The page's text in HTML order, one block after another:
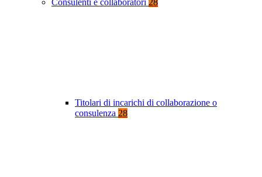
Consulenti e collaboratori 28
Titolari di incarichi di collaborazione o
consulenza 28